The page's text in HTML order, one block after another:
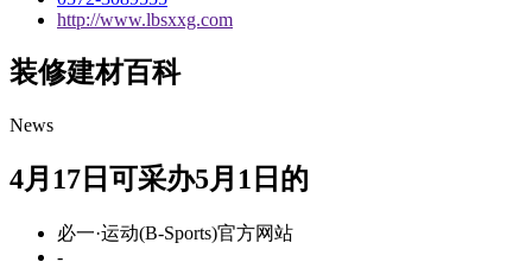
http://www.lbsxxg.com
装修建材百科
News
4月17日可采办5月1日的
必一·运动(B-Sports)官方网站
-